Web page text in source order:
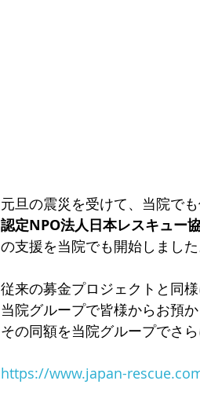
元旦の震災を受けて、当院で
認定NPO法人日本レスキュー
の支援を当院でも開始しました
従来の募金プロジェクトと同様
当院グループで皆様からお預
その同額を当院グループでさ
https://www.japan-